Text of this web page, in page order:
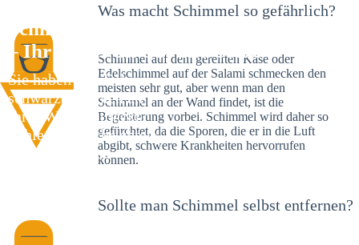
Schimmelexperte in Wollmatingen
– Ihr Helfer an Ort und Stelle
Sie haben kürzlich
schwarze Flecken an
Ihrer Wand entdeckt?
Schlechte Nachrichten:
Sie haben einen
Was macht Schimmel so gefährlich?
Schimmel auf dem gereiften Käse oder
Edelschimmel auf der Salami schmecken den
meisten sehr gut, aber wenn man den
Schimmel an der Wand findet, ist die
Begeisterung vorbei. Schimmel wird daher so
gefürchtet, da die Sporen, die er in die Luft
abgibt, schwere Krankheiten hervorrufen
können.
Sollte man Schimmel selbst entfernen?